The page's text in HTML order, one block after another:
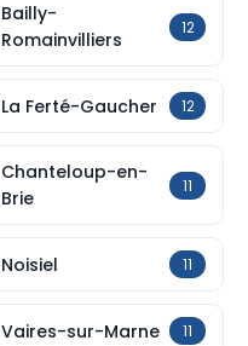
Bailly-
Romainvilliers
12
La Ferté-Gaucher 12
Chanteloup-en-
Brie
11
Noisiel 11
Vaires-sur-Marne 11